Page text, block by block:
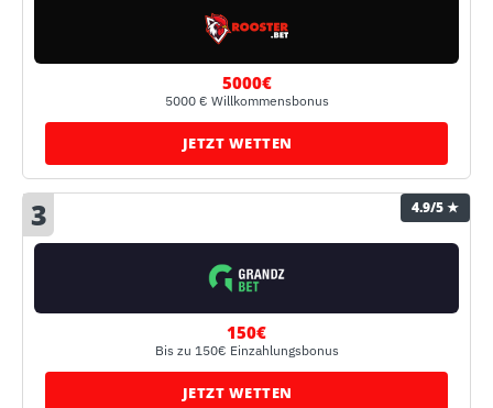
5000€
5000 € Willkommensbonus
JETZT WETTEN
3 4.9/5 ★
150€
Bis zu 150€ Einzahlungsbonus
JETZT WETTEN